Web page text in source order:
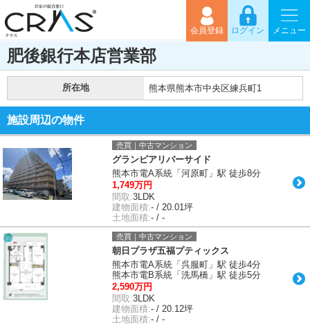
会員登録 ログイン メニュー
肥後銀行本店営業部
所在地 熊本県熊本市中央区練兵町1
施設周辺の物件
売買｜中古マンション
グランピアリバーサイド
熊本市電A系統「河原町」駅 徒歩8分
1,749万円
間取:3LDK
建物面積:- / 20.01坪
土地面積:- / -
売買｜中古マンション
朝日プラザ五福プティックス
熊本市電A系統「呉服町」駅 徒歩4分
熊本市電B系統「洗馬橋」駅 徒歩5分
2,590万円
間取:3LDK
建物面積:- / 20.12坪
土地面積:- / -